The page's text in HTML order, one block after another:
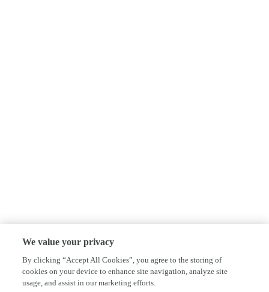
We value your privacy
By clicking “Accept All Cookies”, you agree to the storing of
cookies on your device to enhance site navigation, analyze site
usage, and assist in our marketing efforts.